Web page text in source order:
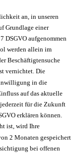
an, in unseren
Grundlage einer
DSGVO aufgenommen
werden allein im
Beschäftigtensuche
vernichtet. Die
in die
auf das aktuelle
für die Zukunft
erklären können.
ist, wird Ihre
2 Monaten gespeichert
bei offenen